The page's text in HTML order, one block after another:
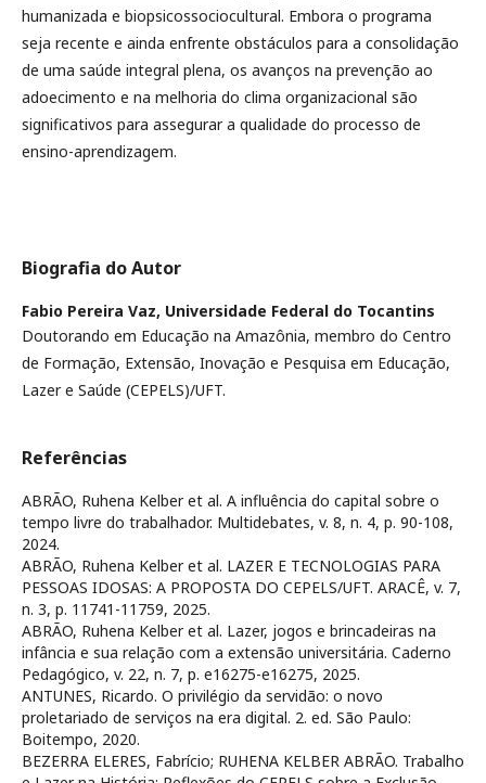
humanizada e biopsicossociocultural. Embora o programa
seja recente e ainda enfrente obstáculos para a consolidação
de uma saúde integral plena, os avanços na prevenção ao
adoecimento e na melhoria do clima organizacional são
significativos para assegurar a qualidade do processo de
ensino-aprendizagem.
Biografia do Autor
Fabio Pereira Vaz, Universidade Federal do Tocantins
Doutorando em Educação na Amazônia, membro do Centro
de Formação, Extensão, Inovação e Pesquisa em Educação,
Lazer e Saúde (CEPELS)/UFT.
Referências
ABRÃO, Ruhena Kelber et al. A influência do capital sobre o
tempo livre do trabalhador. Multidebates, v. 8, n. 4, p. 90-108,
2024.
ABRÃO, Ruhena Kelber et al. LAZER E TECNOLOGIAS PARA
PESSOAS IDOSAS: A PROPOSTA DO CEPELS/UFT. ARACÊ, v. 7,
n. 3, p. 11741-11759, 2025.
ABRÃO, Ruhena Kelber et al. Lazer, jogos e brincadeiras na
infância e sua relação com a extensão universitária. Caderno
Pedagógico, v. 22, n. 7, p. e16275-e16275, 2025.
ANTUNES, Ricardo. O privilégio da servidão: o novo
proletariado de serviços na era digital. 2. ed. São Paulo:
Boitempo, 2020.
BEZERRA ELERES, Fabrício; RUHENA KELBER ABRÃO. Trabalho